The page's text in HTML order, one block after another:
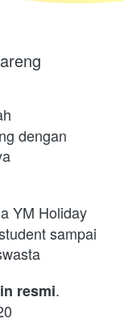
dengan
YM Holiday
sampai
resmi.